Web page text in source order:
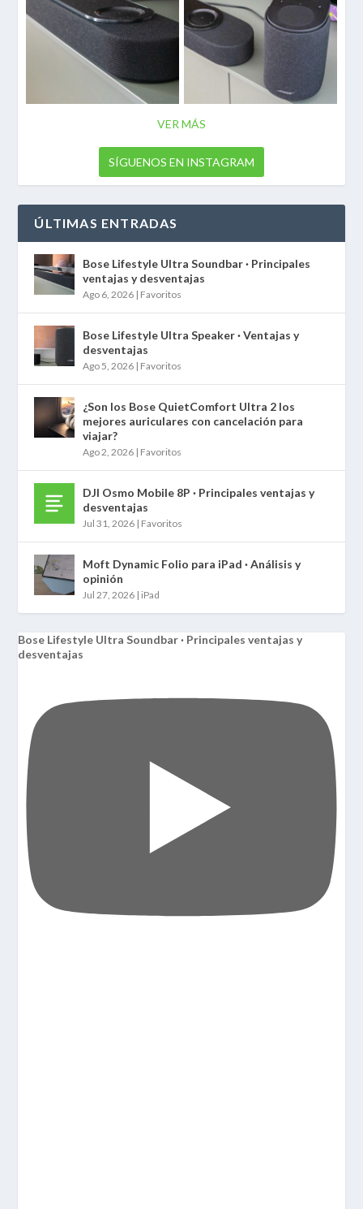
VER MÁS
SÍGUENOS EN INSTAGRAM
ÚLTIMAS ENTRADAS
Bose Lifestyle Ultra Soundbar · Principales
ventajas y desventajas
Ago 6, 2026 | Favoritos
Bose Lifestyle Ultra Speaker · Ventajas y
desventajas
Ago 5, 2026 | Favoritos
¿Son los Bose QuietComfort Ultra 2 los
mejores auriculares con cancelación para
viajar?
Ago 2, 2026 | Favoritos
DJI Osmo Mobile 8P · Principales ventajas y
desventajas
Jul 31, 2026 | Favoritos
Moft Dynamic Folio para iPad · Análisis y
opinión
Jul 27, 2026 | iPad
Bose Lifestyle Ultra Soundbar · Principales ventajas y
desventajas